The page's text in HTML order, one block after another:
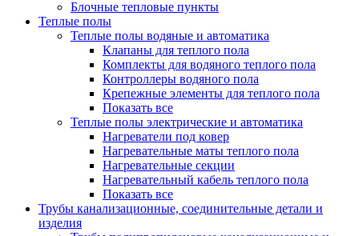
Блочные тепловые пункты
Теплые полы
Теплые полы водяные и автоматика
Клапаны для теплого пола
Комплекты для водяного теплого пола
Контроллеры водяного пола
Крепежные элементы для теплого пола
Показать все
Теплые полы электрические и автоматика
Нагреватели под ковер
Нагревательные маты теплого пола
Нагревательные секции
Нагревательный кабель теплого пола
Показать все
Трубы канализационные, соединительные детали и
изделия